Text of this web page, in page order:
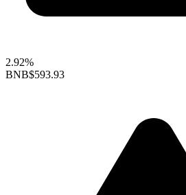
2.92%
BNB$593.93